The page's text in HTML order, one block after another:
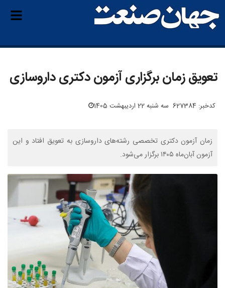
تعویق زمان برگزاری آزمون دکتری داروسازی
کدخبر: 627384 سه شنبه 22 اردیبهشت 1405
زمان آزمون دکتری تخصصی رشته‌های داروسازی به تعویق افتاد و این
آزمون آبان‌ماه ۱۴۰۵ برگزار می‌شود.